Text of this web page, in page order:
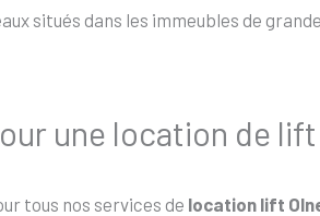
situés dans les immeubles de
une location de lift
tous nos services de location lift